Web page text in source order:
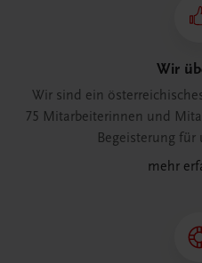
Wir
Wir sind ein
75 Mitarbeiterinnen und
Begeisterung für
mehr